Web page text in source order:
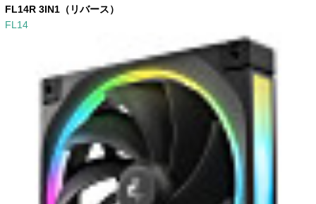
FL14R 3IN1（リバース）
FL14